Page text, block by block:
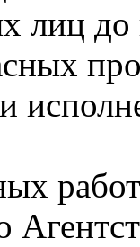
лиц